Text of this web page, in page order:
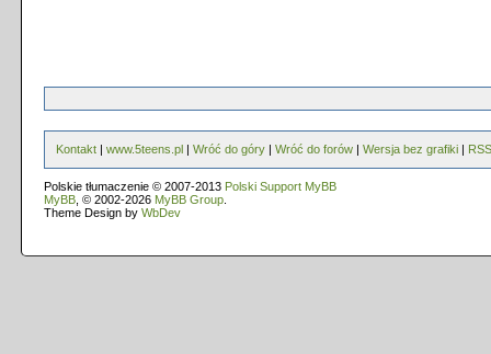
Kontakt | www.5teens.pl | Wróć do góry | Wróć do forów | Wersja bez grafiki | RSS
Polskie tłumaczenie © 2007-2013 Polski Support MyBB
MyBB , © 2002-2026 MyBB Group
Theme Design by WbDev